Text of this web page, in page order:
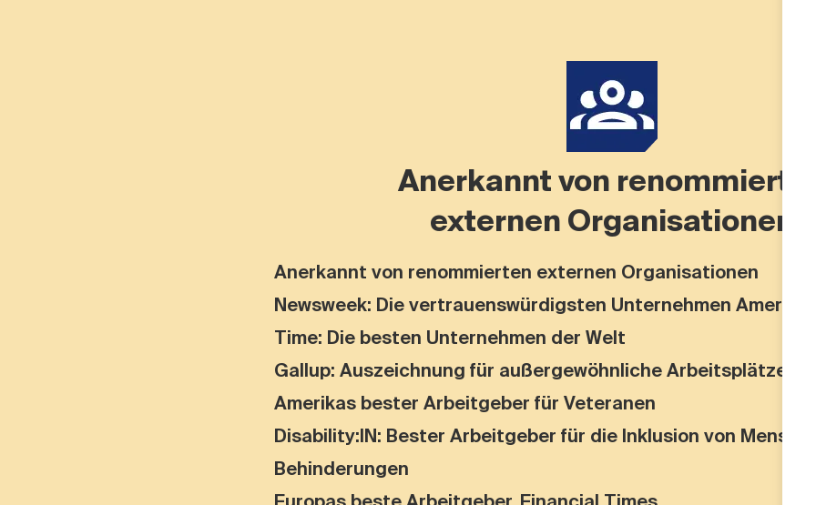
Anerkannt von
externen Organisationen
Anerkannt von renommierten externen Organisationen
Newsweek: Die vertrauenswürdigsten Unternehmen
Time: Die besten Unternehmen der Welt
Gallup: Auszeichnung für außergewöhnliche Arbeitsplätze
Amerikas bester Arbeitgeber für Veteranen
Disability:IN: Bester Arbeitgeber für die Inklusion von
Behinderungen